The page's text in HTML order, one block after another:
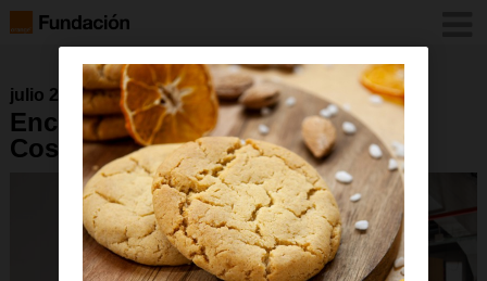
julio 2018
Encuentro FPB en RED Miguel
Costa